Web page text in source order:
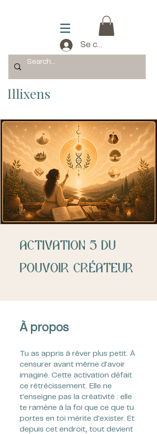
Se connecter
Illixens
Activation 5 du
pouvoir créateur
À propos
Tu as appris à rêver plus petit. À
censurer avant même d'avoir
imaginé. Cette activation défait
ce rétrécissement. Elle ne
t'enseigne pas la créativité : elle
te ramène à la foi que ce que tu
portes en toi mérite d'exister. Et
depuis cet endroit, tout devient